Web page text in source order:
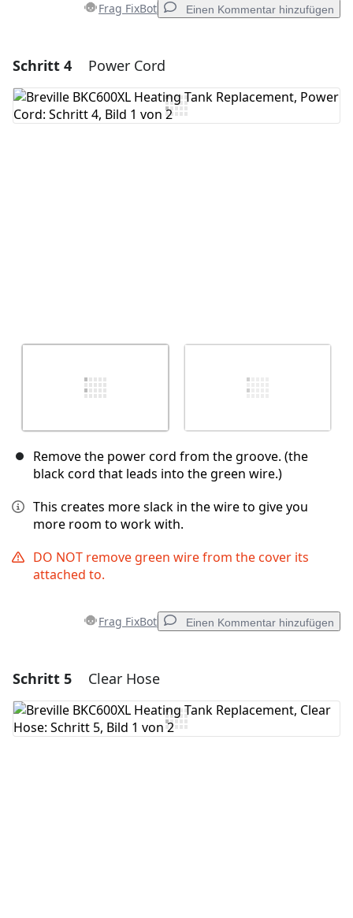
Frag FixBot Einen Kommentar hinzufügen
Einen Kommentar hinzufügen
Kommentar hinzufügen
Schritt 4 Power Cord
Remove the power cord from the groove. (the
black cord that leads into the green wire.)
This creates more slack in the wire to give you
more room to work with.
DO NOT remove green wire from the cover its
attached to.
Frag FixBot Einen Kommentar hinzufügen
Einen Kommentar hinzufügen
Kommentar hinzufügen
Schritt 5 Clear Hose